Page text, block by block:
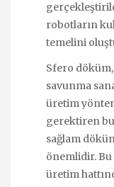
robotların
temelini
Sfero
savunma
üretim
gerektiren
sağlam
önemlidir.
üretim